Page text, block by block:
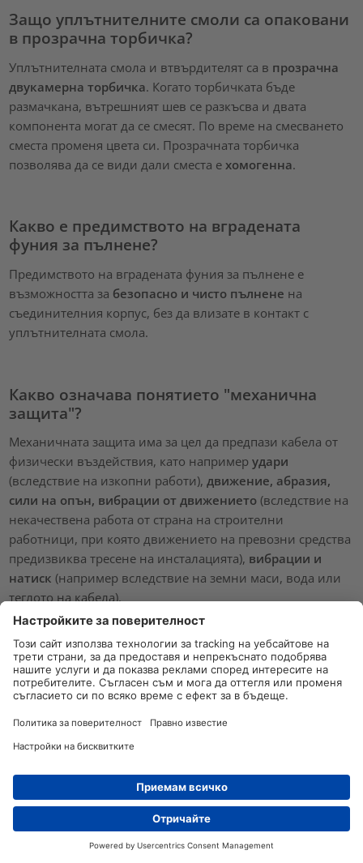
Защо уплътнителните смоли са опаковани
в прозрачна торбичка?
Уплътнителната смола и втвърдителят са в прозрачна
двукамерна торбичка. Когато торбичката бъде
размачкана, вътрешният шев се разкъсва и двата
компонента могат да се смесят. По време на смесването
сместа променя цвета си. Прозрачната торбичка
позволява да се види дали сместа ехомогенна.
Какво е предимството на вградената
фуния за пълнене?
Предимството на вградената фуния за пълнене е
възможността за безопасно и чисто пълнене на
съединителния корпус, без да влизате в контакт с
уплътнителната смола.
Какво означава понятието "механична
защита"?
Механичната защита има за цел да предпази кабела от
физически въздействия, като напримерудари
(вследствие на изкопни работи), движение, абразия,
сили на опън, вибрации от движението (вследствие на
некачествена работа от страна на строителни
работници, при която движението на превозни средства
предизвиква тресене на инсталацията), вибрации и
натиск (например вследствие на земни маси, вода или
теглото на кабела).
Механичната защита често осигурява и защита против
топлинно натоварване.
На какви стандарти отговарят
съединенията от уплътнителна смола на
HellermannTyton?
Съединенията от уплътнителна смола на
тествани в съответствие с EN 50393
което отговаря на DIN VDE 0278-393. Стандартът EN
50393 включва следните процедури за изпитване:
Дистрибутори Контакт